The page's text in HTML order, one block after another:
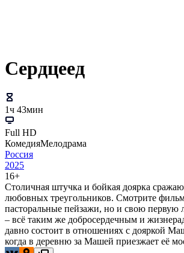
Сердцеед
1ч 43мин
Full HD
КомедияМелодрама
Россия
2025
16+
Столичная штучка и бойкая доярка
любовных треугольников. Смотрите
пасторальные пейзажи, но и свою первую
– всё таким же добросердечным и
давно состоит в отношениях с дояркой
когда в деревню за Машей приезжает её